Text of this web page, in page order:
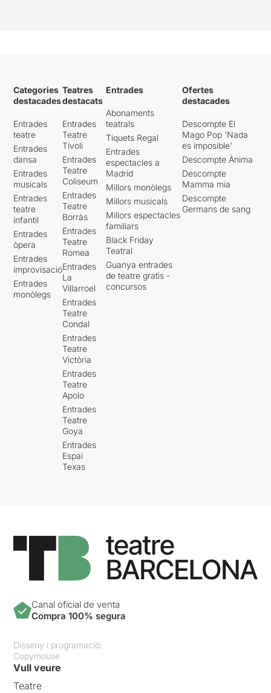
Categories
destacades
Entrades
teatre
Entrades
dansa
Entrades
musicals
Entrades
teatre
infantil
Entrades
òpera
Entrades
improvisació
Entrades
monòlegs
Teatres
destacats
Entrades
Teatre
Tívoli
Entrades
Teatre
Coliseum
Entrades
Teatre
Borràs
Entrades
Teatre
Romea
Entrades
La
Villarroel
Entrades
Teatre
Condal
Entrades
Teatre
Victòria
Entrades
Teatre
Apolo
Entrades
Teatre
Goya
Entrades
Espai
Texas
Entrades
Abonaments
teatrals
Tiquets Regal
Entrades
espectacles a
Madrid
Millors monòlegs
Millors musicals
Millors espectacles
familiars
Black Friday
Teatral
Guanya entrades
de teatre gratis -
concursos
Ofertes
destacades
Descompte El
Mago Pop 'Nada
es imposible'
Descompte Ànima
Descompte
Mamma mia
Descompte
Germans de sang
Canal oficial de venta
Compra 100% segura
Disseny i programació:
Copymouse
Vull veure
Teatre